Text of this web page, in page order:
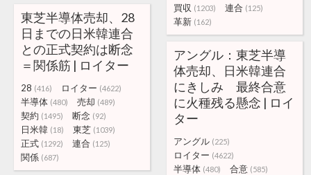
買収 (1203) 連合 (125)
革新 (162)
東芝半導体売却、28
日までの日米韓連合
との正式契約は断念
＝関係筋 | ロイター
28 (416) ロイター (4622)
半導体 (480) 売却 (489)
契約 (1495) 断念 (92)
日米韓 (18) 東芝 (1039)
正式 (1292) 連合 (125)
関係 (687)
アングル：東芝半導
体売却、日米韓連合
にきしみ 最終合意
に火種残る懸念 | ロイ
ター
アングル (225)
ロイター (4622)
半導体 (480) 合意 (585)